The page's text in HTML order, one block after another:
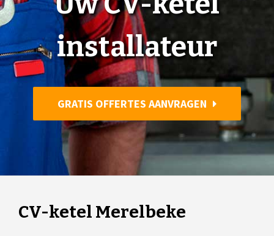
installateur
GRATIS OFFERTES AANVRAGEN
CV-ketel Merelbeke